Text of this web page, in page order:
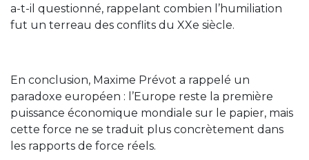
a-t-il questionné, rappelant combien l’humiliation
fut un terreau des conflits du XXe siècle.
En conclusion, Maxime Prévot a rappelé un
paradoxe européen : l’Europe reste la première
puissance économique mondiale sur le papier, mais
cette force ne se traduit plus concrètement dans
les rapports de force réels.